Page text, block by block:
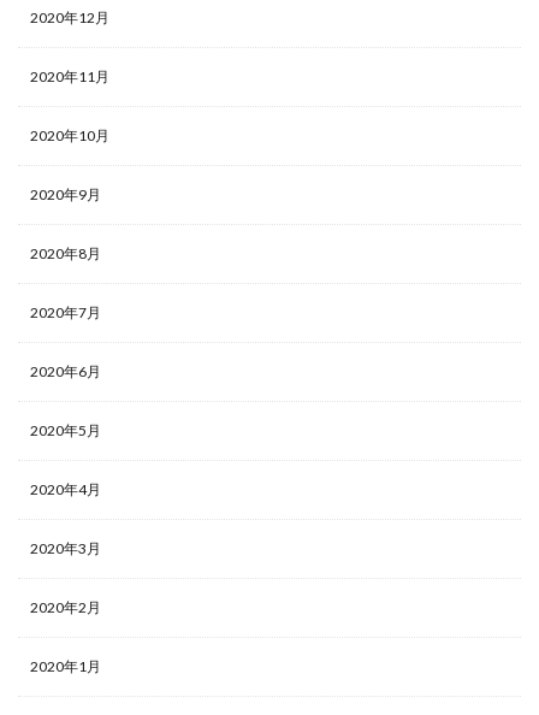
2020年12月
2020年11月
2020年10月
2020年9月
2020年8月
2020年7月
2020年6月
2020年5月
2020年4月
2020年3月
2020年2月
2020年1月